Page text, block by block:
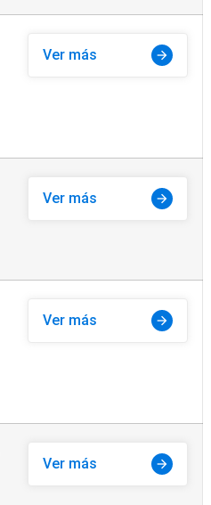
Ver más arrow_forward
Ver más arrow_forward
Ver más arrow_forward
Ver más arrow_forward